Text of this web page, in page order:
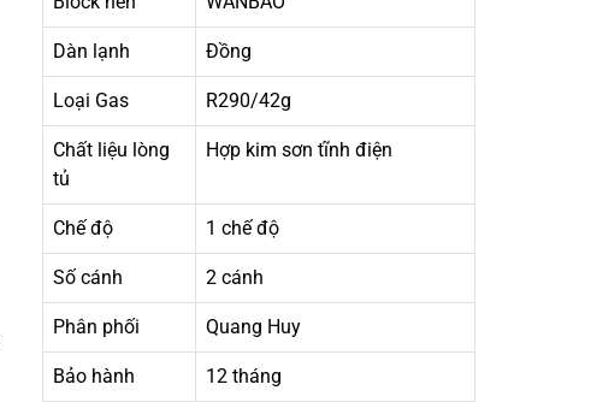
Dàn lạnh Đồng
Loại Gas R290/42g
Chất liệu lòng
tủ
Hợp kim sơn tĩnh điện
Chế độ 1 chế độ
Số cánh 2 cánh
Phân phối Quang Huy
Bảo hành 12 tháng